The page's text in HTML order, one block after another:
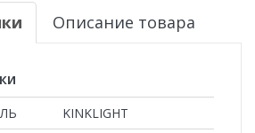
Описание товара
KINKLIGHT